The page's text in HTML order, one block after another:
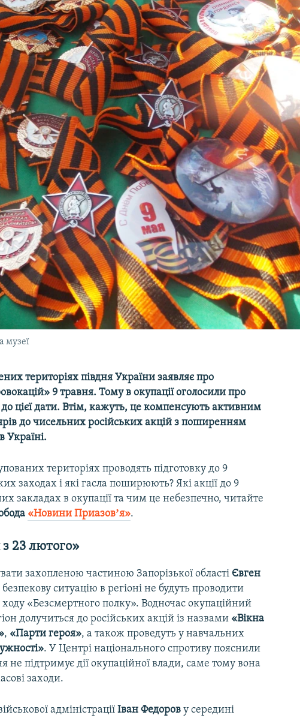
музеї
територіях півдня України заявляє про
9 травня. Тому в окупації оголосили про
цієї дати. Втім, кажуть, це компенсують активним
до чисельних російських акцій з поширенням
Україні.
територіях проводять підготовку до 9
заходах і які гасла поширюють? Які акції до 9
закладах в окупації та чим це небезпечно, читайте
«Новини Приазовʼя».
з 23 лютого»
захопленою частиною Запорізької області Євген
ситуацію в регіоні не будуть проводити
«Безсмертного полку». Водночас окупаційний
долучиться до російських акцій із назвами «Вікна
, «Парти героя», а також проведуть у навчальних
. У Центрі національного спротиву пояснили
підтримує дії окупаційної влади, саме тому вона
заходи.
адміністраціїІван Федоров у середині